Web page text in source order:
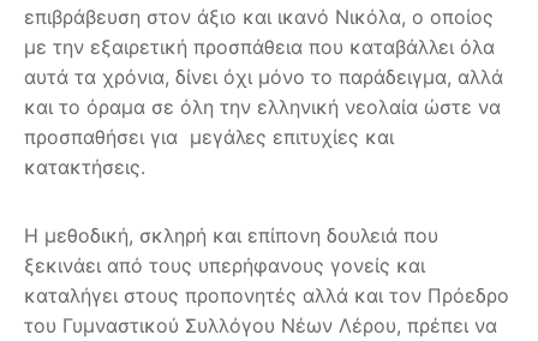
επιβράβευση στον άξιο και ικανό Νικόλα, ο οποίος
με την εξαιρετική προσπάθεια που καταβάλλει όλα
αυτά τα χρόνια, δίνει όχι μόνο το παράδειγμα, αλλά
και το όραμα σε όλη την ελληνική νεολαία ώστε να
προσπαθήσει για μεγάλες επιτυχίες και
κατακτήσεις.
Η μεθοδική, σκληρή και επίπονη δουλειά που
ξεκινάει από τους υπερήφανους γονείς και
καταλήγει στους προπονητές αλλά και τον Πρόεδρο
του Γυμναστικού Συλλόγου Νέων Λέρου, πρέπει να